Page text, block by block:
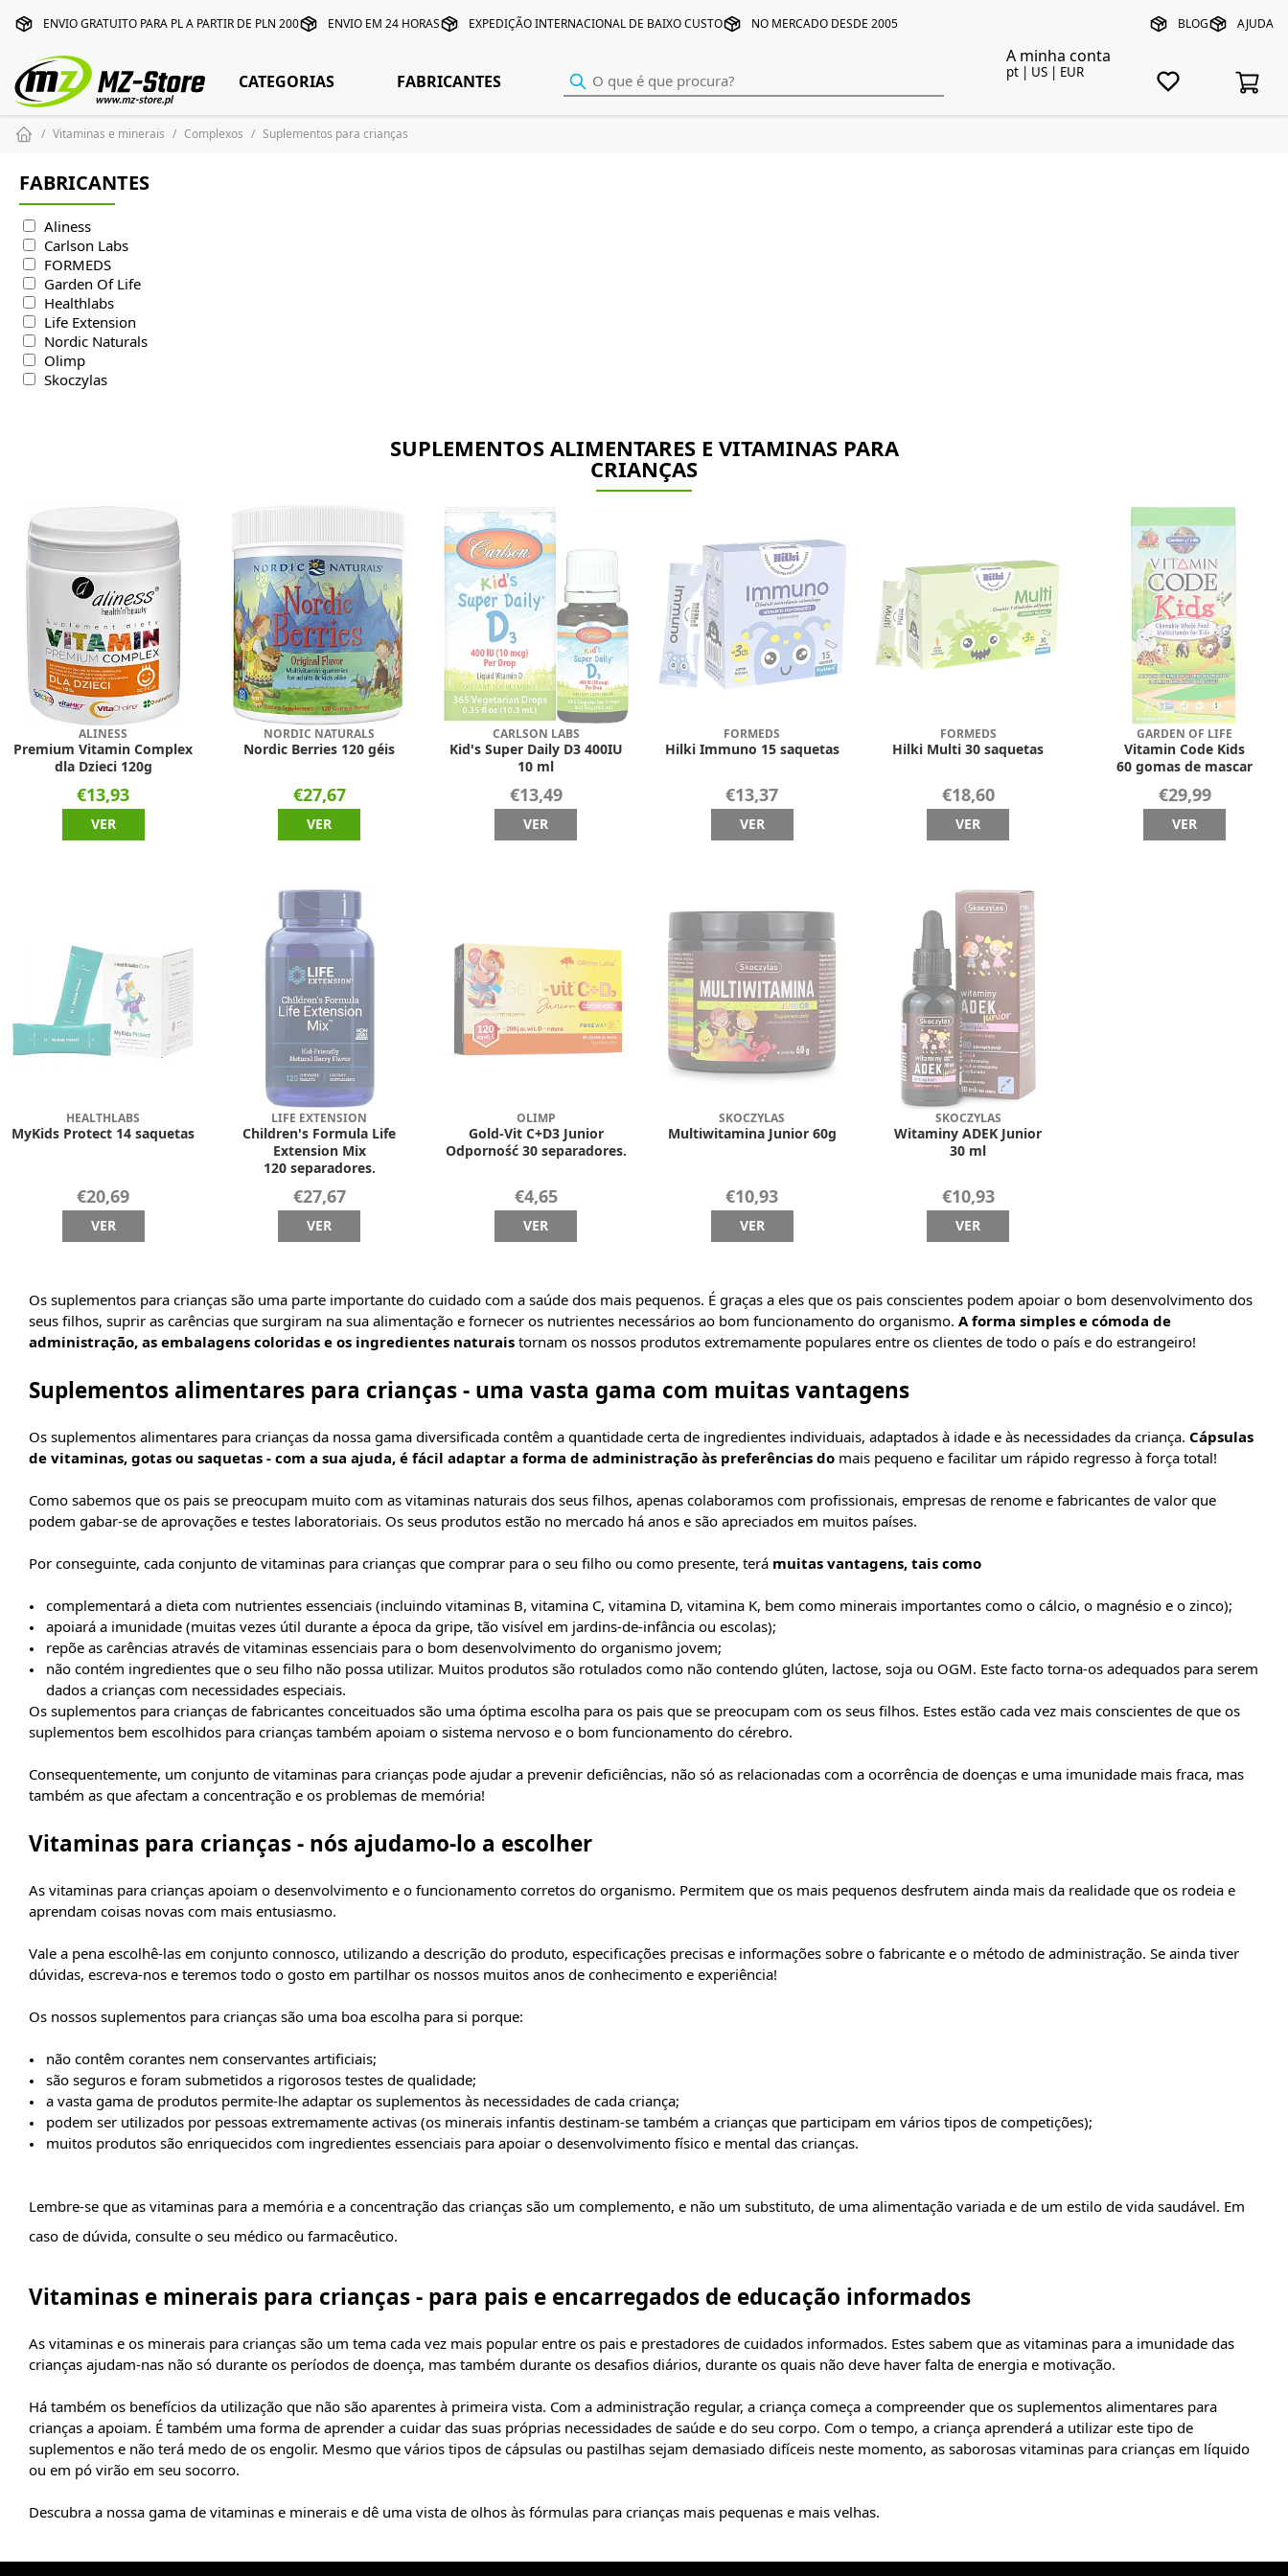
ENVIO GRATUITO PARA PL A PARTIR DE PLN 200 ENVIO EM 24 HORAS EXPEDIÇÃO INTERNACIONAL DE BAIXO CUSTO NO MERCADO DESDE 2005 BLOG AJUDA
A minha conta
pt | US | EUR
CATEGORIAS FABRICANTES
Vitaminas e minerais Complexos Suplementos para crianças
FABRICANTES
Aliness
Carlson Labs
FORMEDS
Garden Of Life
Healthlabs
Life Extension
Nordic Naturals
Olimp
Skoczylas
SUPLEMENTOS ALIMENTARES E VITAMINAS PARA
CRIANÇAS
ALINESS
Premium Vitamin Complex
dla Dzieci 120g
€13,93
VER
NORDIC NATURALS
Nordic Berries 120 géis
€27,67
VER
CARLSON LABS
Kid's Super Daily D3 400IU
10 ml
€13,49
VER
FORMEDS
Hilki Immuno 15 saquetas
€13,37
VER
FORMEDS
Hilki Multi 30 saquetas
€18,60
VER
GARDEN OF LIFE
Vitamin Code Kids
60 gomas de mascar
€29,99
VER
HEALTHLABS
MyKids Protect 14 saquetas
€20,69
VER
LIFE EXTENSION
Children's Formula Life
Extension Mix
120 separadores.
€27,67
VER
OLIMP
Gold-Vit C+D3 Junior
Odporność 30 separadores.
€4,65
VER
SKOCZYLAS
Multiwitamina Junior 60g
€10,93
VER
SKOCZYLAS
Witaminy ADEK Junior
30 ml
€10,93
VER
Os suplementos para crianças são uma parte importante do cuidado com a saúde dos mais pequenos. É graças a eles que os pais conscientes podem apoiar o bom desenvolvimento dos
seus filhos, suprir as carências que surgiram na sua alimentação e fornecer os nutrientes necessários ao bom funcionamento do organismo. A forma simples e cómoda de
administração, as embalagens coloridas e os ingredientes naturais tornam os nossos produtos extremamente populares entre os clientes de todo o país e do estrangeiro!
Suplementos alimentares para crianças - uma vasta gama com muitas vantagens
Os suplementos alimentares para crianças da nossa gama diversificada contêm a quantidade certa de ingredientes individuais, adaptados à idade e às necessidades da criança. Cápsulas
de vitaminas, gotas ou saquetas - com a sua ajuda, é fácil adaptar a forma de administração às preferências do mais pequeno e facilitar um rápido regresso à força total!
Como sabemos que os pais se preocupam muito com as vitaminas naturais dos seus filhos, apenas colaboramos com profissionais, empresas de renome e fabricantes de valor que
podem gabar-se de aprovações e testes laboratoriais. Os seus produtos estão no mercado há anos e são apreciados em muitos países.
Por conseguinte, cada conjunto de vitaminas para crianças que comprar para o seu filho ou como presente, terá muitas vantagens, tais como
complementará a dieta com nutrientes essenciais (incluindo vitaminas B, vitamina C, vitamina D, vitamina K, bem como minerais importantes como o cálcio, o magnésio e o zinco);
apoiará a imunidade (muitas vezes útil durante a época da gripe, tão visível em jardins-de-infância ou escolas);
repõe as carências através de vitaminas essenciais para o bom desenvolvimento do organismo jovem;
não contém ingredientes que o seu filho não possa utilizar. Muitos produtos são rotulados como não contendo glúten, lactose, soja ou OGM. Este facto torna-os adequados para serem
dados a crianças com necessidades especiais.
Os suplementos para crianças de fabricantes conceituados são uma óptima escolha para os pais que se preocupam com os seus filhos. Estes estão cada vez mais conscientes de que os
suplementos bem escolhidos para crianças também apoiam o sistema nervoso e o bom funcionamento do cérebro.
Consequentemente, um conjunto de vitaminas para crianças pode ajudar a prevenir deficiências, não só as relacionadas com a ocorrência de doenças e uma imunidade mais fraca, mas
também as que afectam a concentração e os problemas de memória!
Vitaminas para crianças - nós ajudamo-lo a escolher
As vitaminas para crianças apoiam o desenvolvimento e o funcionamento corretos do organismo. Permitem que os mais pequenos desfrutem ainda mais da realidade que os rodeia e
aprendam coisas novas com mais entusiasmo.
Vale a pena escolhê-las em conjunto connosco, utilizando a descrição do produto, especificações precisas e informações sobre o fabricante e o método de administração. Se ainda tiver
dúvidas, escreva-nos e teremos todo o gosto em partilhar os nossos muitos anos de conhecimento e experiência!
Os nossos suplementos para crianças são uma boa escolha para si porque:
não contêm corantes nem conservantes artificiais;
são seguros e foram submetidos a rigorosos testes de qualidade;
a vasta gama de produtos permite-lhe adaptar os suplementos às necessidades de cada criança;
podem ser utilizados por pessoas extremamente activas (os minerais infantis destinam-se também a crianças que participam em vários tipos de competições);
muitos produtos são enriquecidos com ingredientes essenciais para apoiar o desenvolvimento físico e mental das crianças.
Lembre-se que as vitaminas para a memória e a concentração das crianças são um complemento, e não um substituto, de uma alimentação variada e de um estilo de vida saudável. Em
caso de dúvida, consulte o seu médico ou farmacêutico.
Vitaminas e minerais para crianças - para pais e encarregados de educação informados
As vitaminas e os minerais para crianças são um tema cada vez mais popular entre os pais e prestadores de cuidados informados. Estes sabem que as vitaminas para a imunidade das
crianças ajudam-nas não só durante os períodos de doença, mas também durante os desafios diários, durante os quais não deve haver falta de energia e motivação.
Há também os benefícios da utilização que não são aparentes à primeira vista. Com a administração regular, a criança começa a compreender que os suplementos alimentares para
crianças a apoiam. É também uma forma de aprender a cuidar das suas próprias necessidades de saúde e do seu corpo. Com o tempo, a criança aprenderá a utilizar este tipo de
suplementos e não terá medo de os engolir. Mesmo que vários tipos de cápsulas ou pastilhas sejam demasiado difíceis neste momento, as saborosas vitaminas para crianças em líquido
ou em pó virão em seu socorro.
Descubra a nossa gama de vitaminas e minerais e dê uma vista de olhos às fórmulas para crianças mais pequenas e mais velhas.